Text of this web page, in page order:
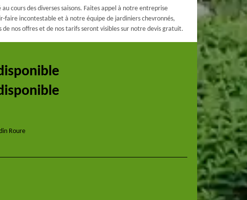
cours des diverses saisons. Faites appel à notre entreprise
faire incontestable et à notre équipe de jardiniers chevronnés,
nos offres et de nos tarifs seront visibles sur notre devis gratuit.
Roure